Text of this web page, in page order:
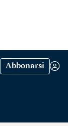
Abbonarsi